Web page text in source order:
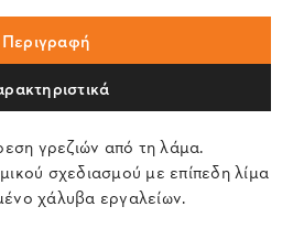
Περιγραφή
γρεζιών από τη λάμα.
σχεδιασμού με επίπεδη λίμα
χάλυβα εργαλείων.